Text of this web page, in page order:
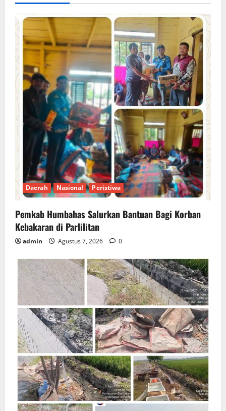
Daerah Nasional Peristiwa
Pemkab Humbahas Salurkan Bantuan Bagi Korban
Kebakaran di Parlilitan
admin Agustus 7, 2026 0